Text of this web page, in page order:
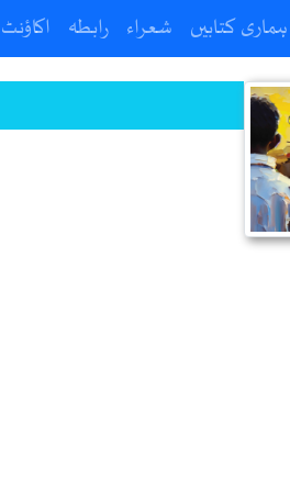
ہماری کتابیں شعراء رابطہ اکاؤنٹ